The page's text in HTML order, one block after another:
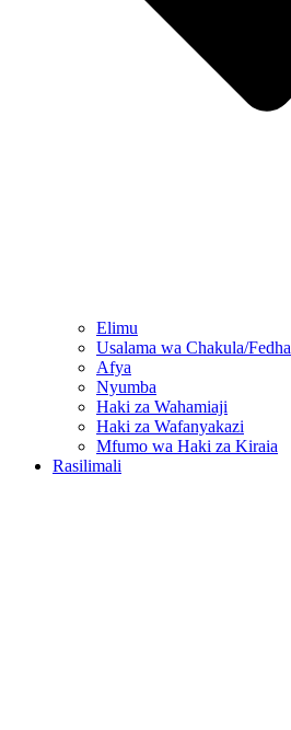
Elimu
Usalama wa Chakula/Fedha
Afya
Nyumba
Haki za Wahamiaji
Haki za Wafanyakazi
Mfumo wa Haki za Kiraia
Rasilimali